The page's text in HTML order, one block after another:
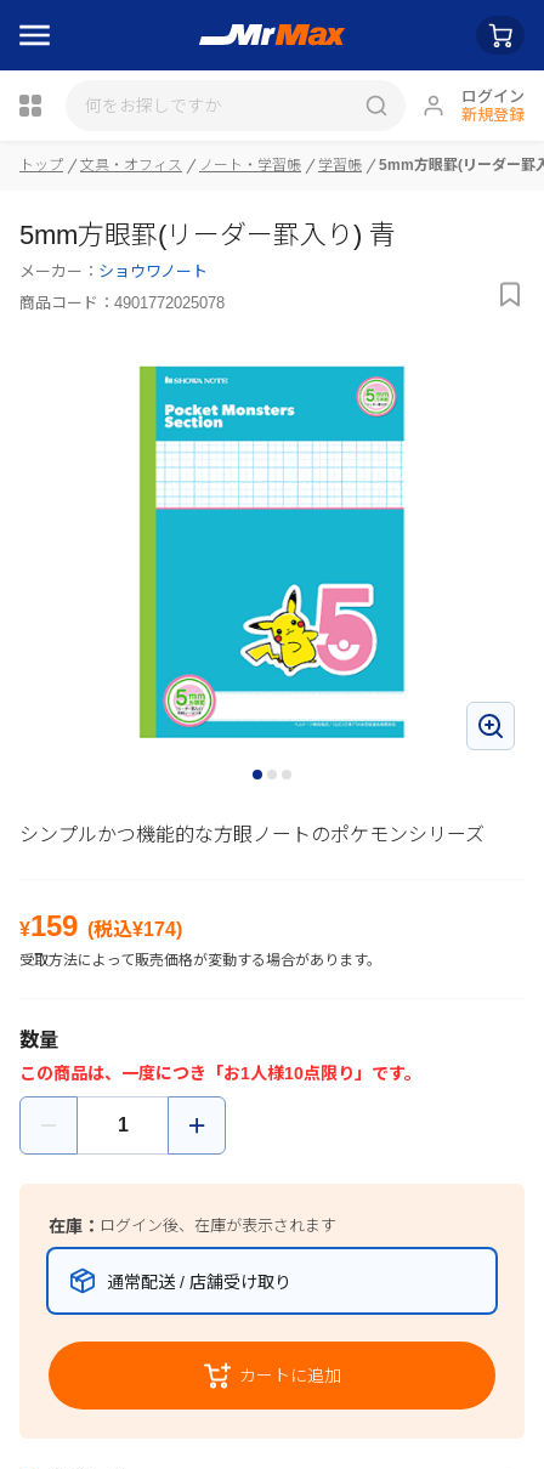
ログイン
新規登録
トップ 文具・オフィス ノート・学習帳 学習帳 5mm方眼罫(リーダー罫
5mm方眼罫(リーダー罫入り) 青
メーカー： ショウワノート
商品コード： 4901772025078
シンプルかつ機能的な方眼ノートのポケモンシリーズ
¥159 (税込¥174)
受取方法によって販売価格が変動する場合があります。
数量
この商品は、一度につき「お1人様10点限り」です。
在庫： ログイン後、在庫が表示されます
通常配送 / 店舗受け取り
カートに追加